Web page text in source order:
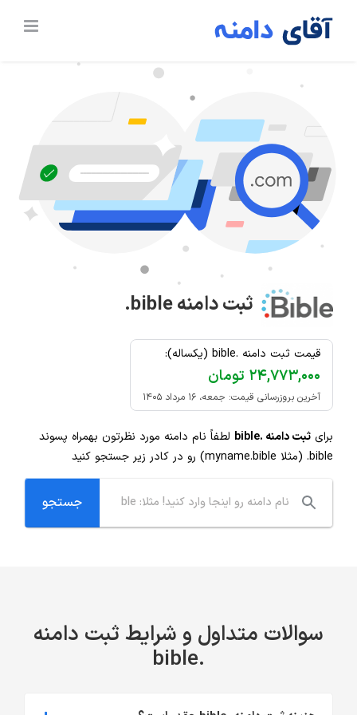
ثبت دامنه.bible
قیمت ثبت دامنه .bible (یکساله):
۲۴,۷۷۳,۰۰۰ تومان
آخرین بروزرسانی قیمت: جمعه، ۱۶ مرداد ۱۴۰۵
برای ثبت دامنه .bible
لطفاً نام دامنه مورد نظرتون بهمراه پسوند
.bible (مثلا myname.bible) رو در کادر زیر جستجو کنید
سوالات متداول و شرایط ثبت دامنه
.bible